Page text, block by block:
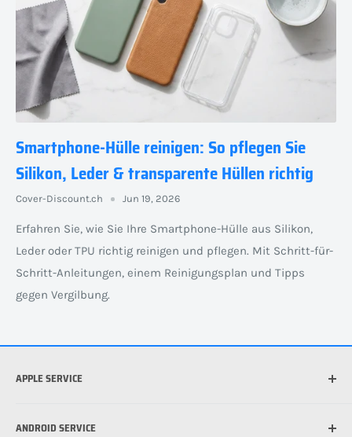
Smartphone-Hülle reinigen: So pflegen Sie
Silikon, Leder & transparente Hüllen richtig
Cover-Discount.ch Jun 19, 2026
Erfahren Sie, wie Sie Ihre Smartphone-Hülle aus Silikon,
Leder oder TPU richtig reinigen und pflegen. Mit Schritt-für-
Schritt-Anleitungen, einem Reinigungsplan und Tipps
gegen Vergilbung.
APPLE SERVICE
Welche iPad habe ich?
ANDROID SERVICE